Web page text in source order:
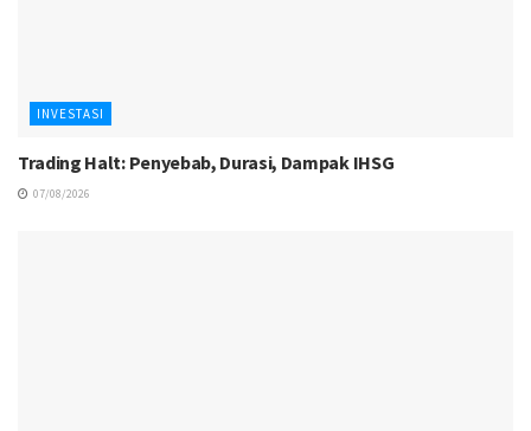
INVESTASI
Trading Halt: Penyebab, Durasi, Dampak IHSG
07/08/2026